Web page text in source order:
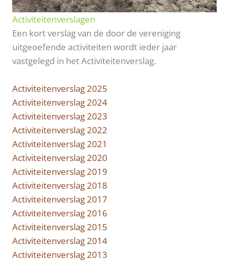
Activiteitenverslagen
Een kort verslag van de door de vereniging
uitgeoefende activiteiten wordt ieder jaar
vastgelegd in het Activiteitenverslag.
Activiteitenverslag 2025
Activiteitenverslag 2024
Activiteitenverslag 2023
Activiteitenverslag 2022
Activiteitenverslag 2021
Activiteitenverslag 2020
Activiteitenverslag 2019
Activiteitenverslag 2018
Activiteitenverslag 2017
Activiteitenverslag 2016
Activiteitenverslag 2015
Activiteitenverslag 2014
Activiteitenverslag 2013